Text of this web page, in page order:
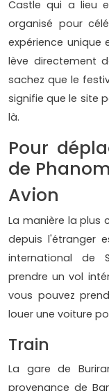
Castle qui a lieu
organisé pour
expérience unique
lève directement
sachez que le
signifie que le site
là.
Pour
de
Avion
La manière la plus
depuis l'étranger
international de
prendre un vol
vous pouvez
louer une voiture
Train
La gare de
provenance de